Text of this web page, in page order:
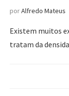
porAlfredo Mateus
Existem muitos
tratam da